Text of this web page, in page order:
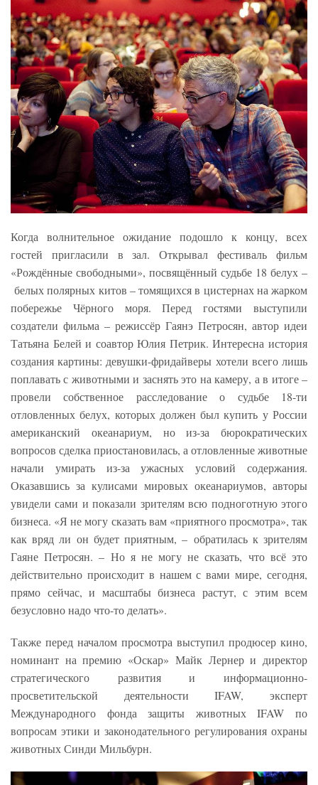
Когда волнительное ожидание подошло к концу, всех
гостей пригласили в зал. Открывал фестиваль фильм
«Рождённые свободными», посвящённый судьбе 18 белух –
белых полярных китов – томящихся в цистернах на жарком
побережье Чёрного моря. Перед гостями выступили
создатели фильма – режиссёр Гаянэ Петросян, автор идеи
Татьяна Белей и соавтор Юлия Петрик. Интересна история
создания картины: девушки-фридайверы хотели всего лишь
поплавать с животными и заснять это на камеру, а в итоге –
провели собственное расследование о судьбе 18-ти
отловленных белух, которых должен был купить у России
американский океанариум, но из-за бюрократических
вопросов сделка приостановилась, а отловленные животные
начали умирать из-за ужасных условий содержания.
Оказавшись за кулисами мировых океанариумов, авторы
увидели сами и показали зрителям всю подноготную этого
бизнеса. «Я не могу сказать вам «приятного просмотра», так
как вряд ли он будет приятным, – обратилась к зрителям
Гаяне Петросян. – Но я не могу не сказать, что всё это
действительно происходит в нашем с вами мире, сегодня,
прямо сейчас, и масштабы бизнеса растут, с этим всем
безусловно надо что-то делать».
Также перед началом просмотра выступил продюсер кино,
номинант на премию «Оскар» Майк Лернер и директор
стратегического развития и информационно-
просветительской деятельности IFAW, эксперт
Международного фонда защиты животных IFAW по
вопросам этики и законодательного регулирования охраны
животных Синди Мильбурн.